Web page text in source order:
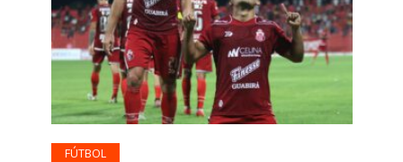
FÚTBOL